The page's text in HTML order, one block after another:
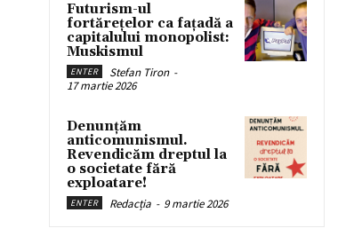
Futurism-ul
fortărețelor ca fațadă a
capitalului monopolist:
Muskismul
ENTER Stefan Tiron -
17 martie 2026
Denunțăm
anticomunismul.
Revendicăm dreptul la
o societate fără
exploatare!
ENTER Redacția - 9 martie 2026